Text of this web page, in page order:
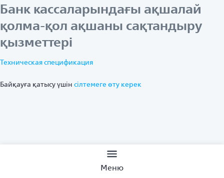
Меню
Банк кассаларындағы ақшалай
қолма-қол ақшаны сақтандыру
қызметтері
Техническая спецификация
Байқауға қатысу үшін ciлтемеге өту керек
Банктің бас офисі үй-жайларын